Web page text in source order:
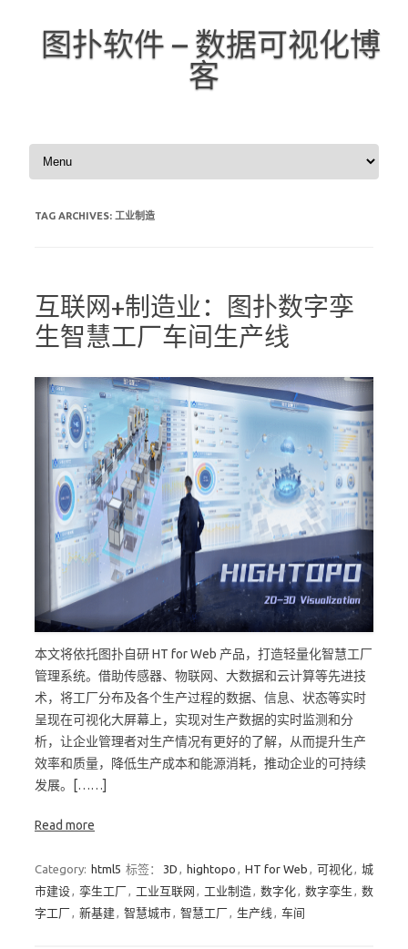
图扑软件 – 数据可视化博
客
Skip to content
TAG ARCHIVES: 工业制造
互联网+制造业：图扑数字孪
生智慧工厂车间生产线
本文将依托图扑自研 HT for Web 产品，打造轻量化智慧工厂
管理系统。借助传感器、物联网、大数据和云计算等先进技
术，将工厂分布及各个生产过程的数据、信息、状态等实时
呈现在可视化大屏幕上，实现对生产数据的实时监测和分
析，让企业管理者对生产情况有更好的了解，从而提升生产
效率和质量，降低生产成本和能源消耗，推动企业的可持续
发展。[……]
Read more
Category: html5 标签： 3D , hightopo , HT for Web , 可视化, 城
市建设, 孪生工厂, 工业互联网 , 工业制造, 数字化, 数字孪生 , 数
字工厂, 新基建, 智慧城市, 智慧工厂, 生产线, 车间